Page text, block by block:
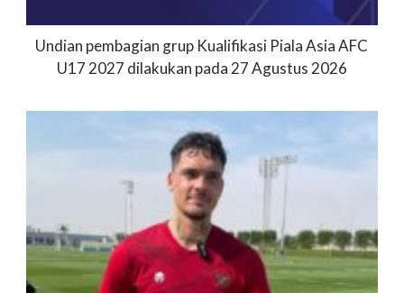
Undian pembagian grup Kualifikasi Piala Asia AFC
U17 2027 dilakukan pada 27 Agustus 2026